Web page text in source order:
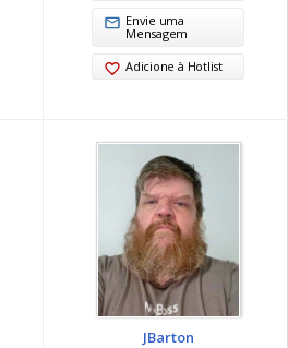
Envie uma
Mensagem
Adicione à Hotlist
JBarton